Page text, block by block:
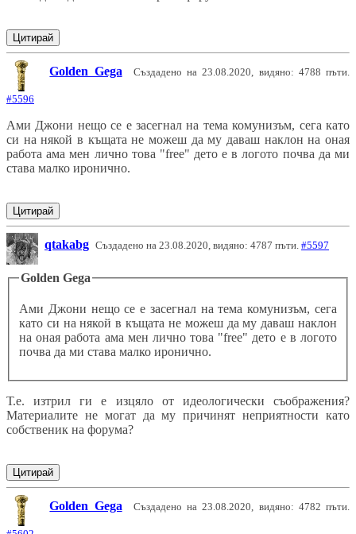
Цитирай
Golden Gega Създадено на 23.08.2020, видяно: 4788 пъти.
#5596
Ами Джони нещо се е засегнал на тема комунизъм, сега като
си на някой в къщата не можеш да му даваш наклон на оная
работа ама мен лично това "free" дето е в логото почва да ми
става малко иронично.
Цитирай
qtakabg Създадено на 23.08.2020, видяно: 4787 пъти. #5597
Golden Gega
Ами Джони нещо се е засегнал на тема комунизъм, сега
като си на някой в къщата не можеш да му даваш наклон
на оная работа ама мен лично това "free" дето е в логото
почва да ми става малко иронично.
Т.е. изтрил ги е изцяло от идеологически съображения?
Материалите не могат да му причинят неприятности като
собственик на форума?
Цитирай
Golden Gega Създадено на 23.08.2020, видяно: 4782 пъти.